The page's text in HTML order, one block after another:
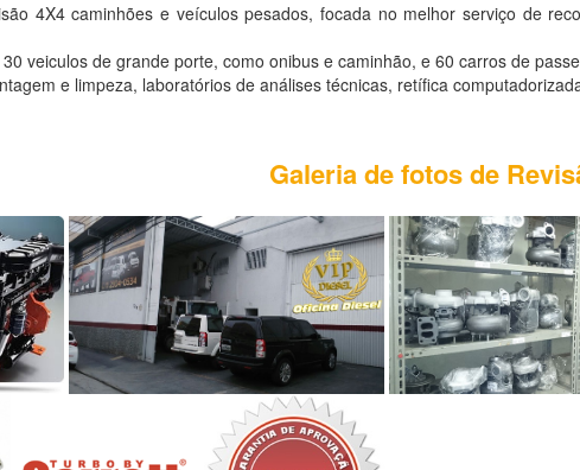
4X4 caminhões e veículos pesados, focada no melhor serviço de
veiculos de grande porte, como onibus e caminhão, e 60 carros de
e limpeza, laboratórios de análises técnicas, retífica
Galeria de fotos de